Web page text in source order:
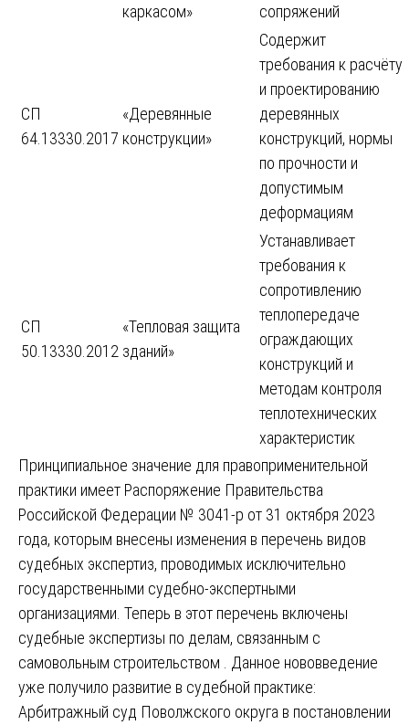
каркасом»
сопряжений
СП
64.13330.2017
«Деревянные
конструкции»
Содержит
требования к расчёту
и проектированию
деревянных
конструкций, нормы
по прочности и
допустимым
деформациям
СП
50.13330.2012
«Тепловая защита
зданий»
Устанавливает
требования к
сопротивлению
теплопередаче
ограждающих
конструкций и
методам контроля
теплотехнических
характеристик
Принципиальное значение для правоприменительной
практики имеет Распоряжение Правительства
Российской Федерации № 3041-р от 31 октября 2023
года, которым внесены изменения в перечень видов
судебных экспертиз, проводимых исключительно
государственными судебно-экспертными
организациями. Теперь в этот перечень включены
судебные экспертизы по делам, связанным с
самовольным строительством
. Данное нововведение
уже получило развитие в судебной практике:
Арбитражный суд Поволжского округа в постановлении